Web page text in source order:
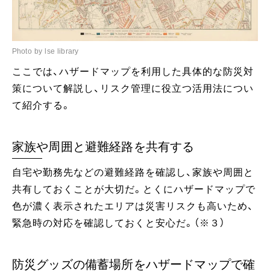
Photo by lse library
ここでは、ハザードマップを利用した具体的な防災対
策について解説し、リスク管理に役立つ活用法につい
て紹介する。
家族や周囲と避難経路を共有する
自宅や勤務先などの避難経路を確認し、家族や周囲と
共有しておくことが大切だ。とくにハザードマップで
色が濃く表示されたエリアは災害リスクも高いため、
緊急時の対応を確認しておくと安心だ。（※３）
防災グッズの備蓄場所をハザードマップで確